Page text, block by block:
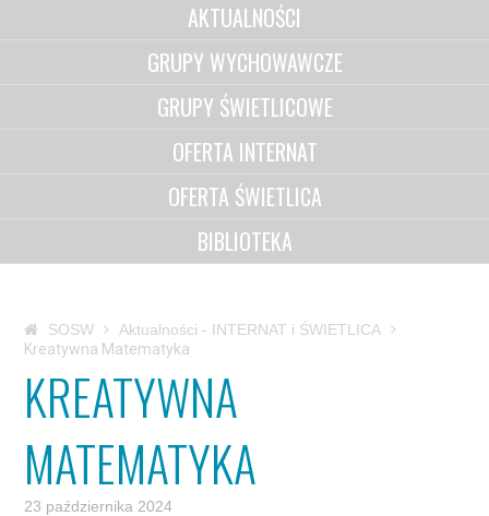
AKTUALNOŚCI
GRUPY WYCHOWAWCZE
GRUPY ŚWIETLICOWE
OFERTA INTERNAT
OFERTA ŚWIETLICA
BIBLIOTEKA
SOSW
Aktualności - INTERNAT i ŚWIETLICA
Kreatywna Matematyka
KREATYWNA
MATEMATYKA
23 października 2024